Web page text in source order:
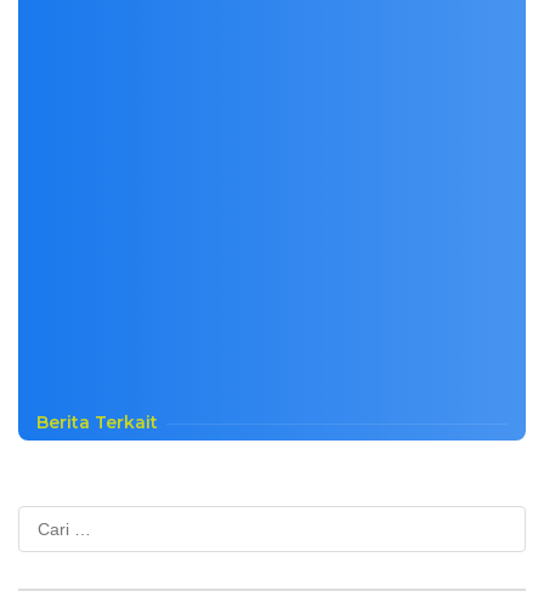
Berita Terkait
Cari
untuk: